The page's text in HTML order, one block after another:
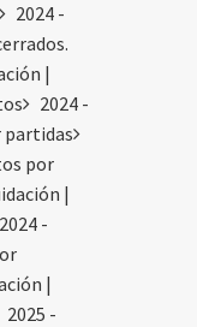
2024 -
|
2024 -
partidas
por
|
2024 -
|
2025 -